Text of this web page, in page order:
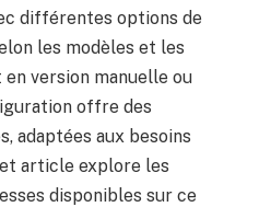
différentes options de
les modèles et les
version manuelle ou
offre des
adaptées aux besoins
article explore les
disponibles sur ce